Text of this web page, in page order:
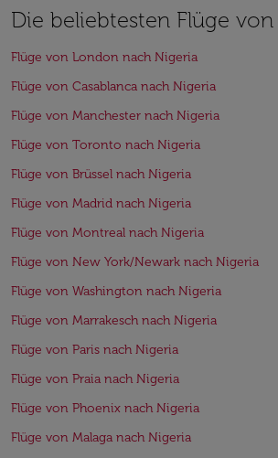
Die beliebtesten Flüge
Flüge von London nach Nigeria
Flüge von Casablanca nach Nigeria
Flüge von Manchester nach Nigeria
Flüge von Toronto nach Nigeria
Flüge von Brüssel nach Nigeria
Flüge von Madrid nach Nigeria
Flüge von Montreal nach Nigeria
Flüge von New York/Newark nach Nigeria
Flüge von Washington nach Nigeria
Flüge von Marrakesch nach Nigeria
Flüge von Paris nach Nigeria
Flüge von Praia nach Nigeria
Flüge von Phoenix nach Nigeria
Flüge von Malaga nach Nigeria